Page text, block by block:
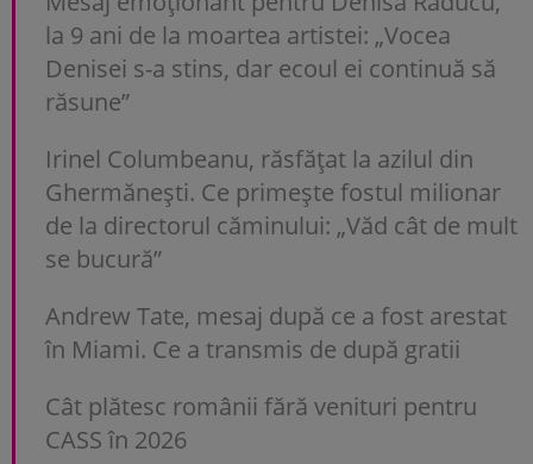
la 9 ani de la moartea artistei: „Vocea
Denisei s-a stins, dar ecoul ei continuă să
răsune”
Irinel Columbeanu, răsfățat la azilul din
Ghermănești. Ce primește fostul milionar
de la directorul căminului: „Văd cât de mult
se bucură”
Andrew Tate, mesaj după ce a fost arestat
în Miami. Ce a transmis de după gratii
Cât plătesc românii fără venituri pentru
CASS în 2026